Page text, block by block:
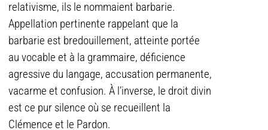
relativisme, ils le nommaient barbarie.
Appellation pertinente rappelant que la
barbarie est bredouillement, atteinte portée
au vocable et à la grammaire, déficience
agressive du langage, accusation permanente,
vacarme et confusion. À l’inverse, le droit divin
est ce pur silence où se recueillent la
Clémence et le Pardon.